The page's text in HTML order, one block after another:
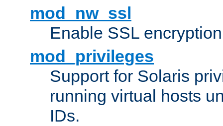
mod_nw_ssl
Enable SSL
mod_privileges
Support for Solaris
running virtual hosts
IDs.